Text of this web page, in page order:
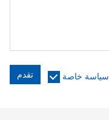
تقدم سياسة خاصة